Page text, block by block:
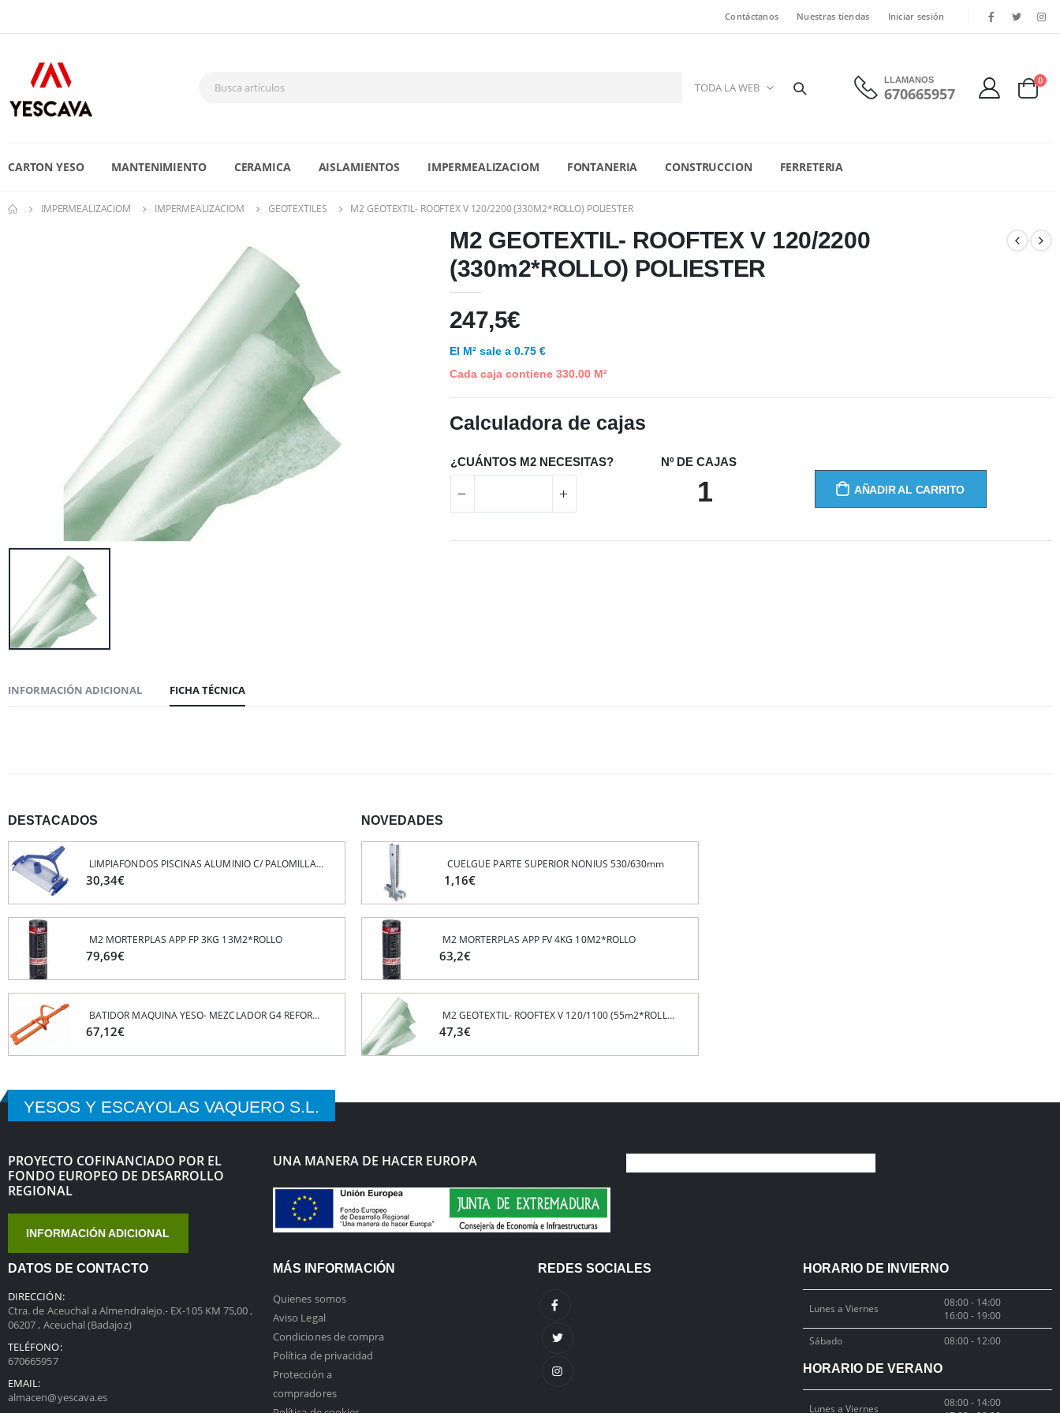
Contáctanos Nuestras tiendas Iniciar sesión
LLAMANOS
670665957
0
CARTON YESO MANTENIMIENTO CERAMICA AISLAMIENTOS IMPERMEALIZACIOM FONTANERIA CONSTRUCCION FERRETERIA
IMPERMEALIZACIOM IMPERMEALIZACIOM GEOTEXTILES M2 GEOTEXTIL- ROOFTEX V 120/2200 (330M2*ROLLO) POLIESTER
M2 GEOTEXTIL- ROOFTEX V 120/2200
(330m2*ROLLO) POLIESTER
247,5€
El M² sale a 0.75 €
Cada caja contiene 330.00 M²
Calculadora de cajas
¿CUÁNTOS M2 NECESITAS? Nº DE CAJAS
1 AÑADIR AL CARRITO
INFORMACIÓN ADICIONAL FICHA TÉCNICA
DESTACADOS
LIMPIAFONDOS PISCINAS ALUMINIO C/ PALOMILLA 45 CM
30,34€
M2 MORTERPLAS APP FP 3KG 13M2*ROLLO
79,69€
BATIDOR MAQUINA YESO- MEZCLADOR G4 REFORZADO PFT
67,12€
30,34€
M2 MORTERPLAS APP FP 3KG 13M2*ROLLO
79,69€
BATIDOR MAQUINA YESO- MEZCLADOR G4 REFORZADO PFT
67,12€
NOVEDADES
CUELGUE PARTE SUPERIOR NONIUS 530/630mm
1,16€
M2 MORTERPLAS APP FV 4KG 10M2*ROLLO
63,2€
M2 GEOTEXTIL- ROOFTEX V 120/1100 (55m2*ROLLO) POLIESTER
47,3€
CUELGUE PARTE SUPERIOR NONIUS 530/630mm
1,16€
M2 MORTERPLAS APP FV 4KG 10M2*ROLLO
63,2€
M2 GEOTEXTIL- ROOFTEX V 120/1100 (55m2*ROLLO) POLIESTER
47,3€
YESOS Y ESCAYOLAS VAQUERO S.L.
PROYECTO COFINANCIADO POR EL
FONDO EUROPEO DE DESARROLLO
REGIONAL
INFORMACIÓN ADICIONAL
UNA MANERA DE HACER EUROPA
DATOS DE CONTACTO
DIRECCIÓN:
Ctra. de Aceuchal a Almendralejo.- EX-105 KM 75,00 ,
06207 , Aceuchal (Badajoz)
TELÉFONO:
670665957
EMAIL:
almacen@yescava.es
MÁS INFORMACIÓN
Quienes somos
Aviso Legal
Condiciones de compra
Política de privacidad
Protección a
compradores
REDES SOCIALES HORARIO DE INVIERNO
Lunes a Viernes
08:00 - 14:00
16:00 - 19:00
Sábado
08:00 - 12:00
HORARIO DE VERANO
Lunes a Viernes
08:00 - 14:00